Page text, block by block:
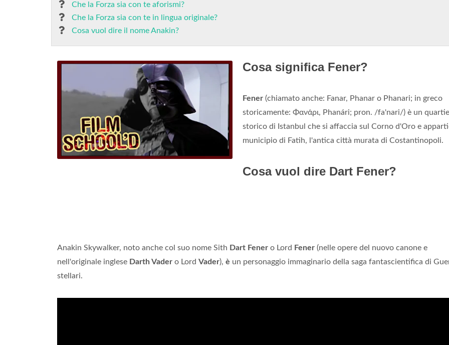
Che la Forza sia con te aforismi?
Che la Forza sia con te in lingua originale?
Cosa vuol dire il nome Anakin?
Cosa significa Fener?
Fener (chiamato anche: Fanar, Phanar o Phanari; in greco
storicamente: Φανάρι, Phanári; pron. /fa'nari/) è un
storico di Istanbul che si affaccia sul Corno d'Oro e
municipio di Fatih, l'antica città murata di Costantinopoli.
Cosa vuol dire Dart Fener?
Anakin Skywalker, noto anche col suo nome Sith Dart Fener o Lord Fener (nelle opere del nuovo canone e
nell'originale inglese Darth Vader o Lord Vader), è un personaggio immaginario della saga fantascientifica di
stellari.